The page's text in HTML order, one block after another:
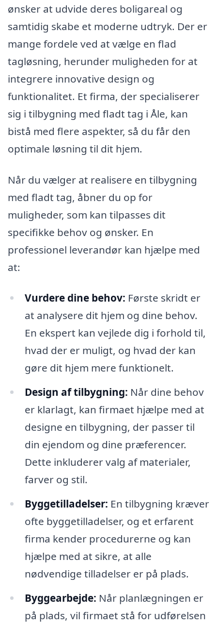
ønsker at udvide deres boligareal og
samtidig skabe et moderne udtryk. Der er
mange fordele ved at vælge en flad
tagløsning, herunder muligheden for at
integrere innovative design og
funktionalitet. Et firma, der specialiserer
sig i tilbygning med fladt tag i Åle, kan
bistå med flere aspekter, så du får den
optimale løsning til dit hjem.
Når du vælger at realisere en tilbygning
med fladt tag, åbner du op for
muligheder, som kan tilpasses dit
specifikke behov og ønsker. En
professionel leverandør kan hjælpe med
at:
Vurdere dine behov: Første skridt er
at analysere dit hjem og dine behov.
En ekspert kan vejlede dig i forhold til,
hvad der er muligt, og hvad der kan
gøre dit hjem mere funktionelt.
Design af tilbygning: Når dine behov
er klarlagt, kan firmaet hjælpe med at
designe en tilbygning, der passer til
din ejendom og dine præferencer.
Dette inkluderer valg af materialer,
farver og stil.
Byggetilladelser: En tilbygning kræver
ofte byggetilladelser, og et erfarent
firma kender procedurerne og kan
hjælpe med at sikre, at alle
nødvendige tilladelser er på plads.
Byggearbejde: Når planlægningen er
på plads, vil firmaet stå for udførelsen